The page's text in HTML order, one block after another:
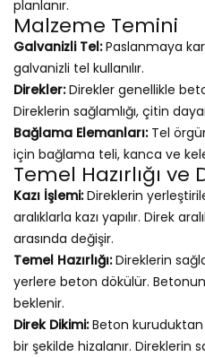
planlanır.
Malzeme Temini
Galvanizli Tel:Paslanmaya
galvanizli tel kullanılır.
Direkler:Direkler genellikle
Direklerin sağlamlığı, çitin
Bağlama Elemanları:Tel
için bağlama teli, kanca ve
Temel Hazırlığı ve
Kazı İşlemi:Direklerin
aralıklarla kazı yapılır. Direk
arasında değişir.
Temel Hazırlığı:Direklerin
yerlere beton dökülür.
beklenir.
Direk Dikimi:Beton kuruduktan
bir şekilde hizalanır. Direklerin